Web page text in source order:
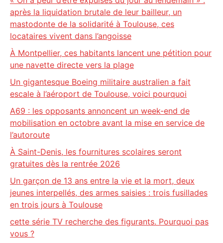
après la liquidation brutale de leur bailleur, un
mastodonte de la solidarité à Toulouse, ces
locataires vivent dans l’angoisse
À Montpellier, ces habitants lancent une pétition pour
une navette directe vers la plage
Un gigantesque Boeing militaire australien a fait
escale à l’aéroport de Toulouse, voici pourquoi
A69 : les opposants annoncent un week-end de
mobilisation en octobre avant la mise en service de
l’autoroute
À Saint-Denis, les fournitures scolaires seront
gratuites dès la rentrée 2026
Un garçon de 13 ans entre la vie et la mort, deux
jeunes interpellés, des armes saisies : trois fusillades
en trois jours à Toulouse
cette série TV recherche des figurants. Pourquoi pas
vous ?